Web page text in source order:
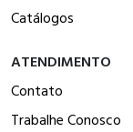
Catálogos
ATENDIMENTO
Contato
Trabalhe Conosco